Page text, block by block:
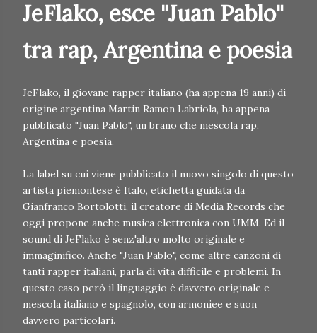
JeFlako, esce "Juan Pablo"
tra rap, Argentina e poesia
JeFlako, il giovane rapper italiano (ha appena 19 anni) di
origine argentina Martin Ramon Labriola, ha appena
pubblicato "Juan Pablo", un brano che mescola rap,
Argentina e poesia.
La label su cui viene pubblicato il nuovo singolo di questo
artista piemontese è Italo, etichetta guidata da
Gianfranco Bortolotti, il creatore di Media Records che
oggi propone anche musica elettronica con UMM. Ed il
sound di JeFlako è senz'altro molto originale e
immaginifico. Anche "Juan Pablo", come altre canzoni di
tanti rapper italiani, parla di vita difficile e problemi. In
questo caso però il linguaggio è davvero originale e
mescola italiano e spagnolo, con armoniee e suon
davvero particolari.